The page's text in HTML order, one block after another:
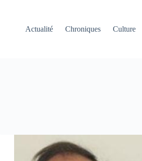
Actualité
Chroniques Culture